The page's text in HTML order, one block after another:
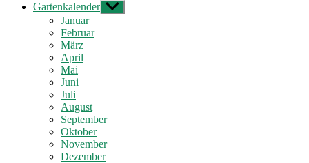
Gartenkalender Untermenü
anzeigen
Januar
Februar
März
April
Mai
Juni
Juli
August
September
Oktober
November
Dezember